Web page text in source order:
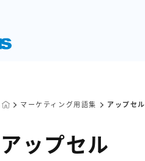
マーケティング用語集 アップセル
アップセル